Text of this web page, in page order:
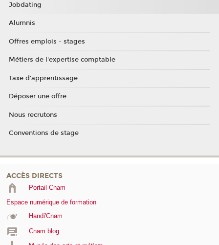
Jobdating
Alumnis
Offres emplois - stages
Métiers de l'expertise comptable
Taxe d'apprentissage
Déposer une offre
Nous recrutons
Conventions de stage
ACCÈS DIRECTS
Portail Cnam
Espace numérique de formation
Handi'Cnam
Cnam blog